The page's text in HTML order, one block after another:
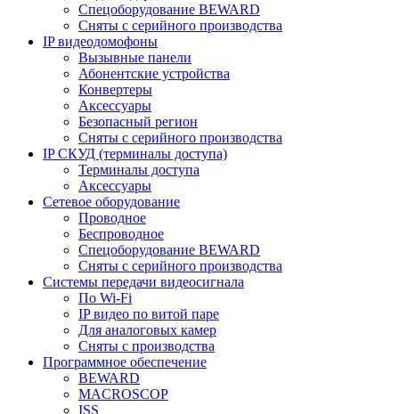
Спецоборудование BEWARD
Сняты с серийного производства
IP видеодомофоны
Вызывные панели
Абонентские устройства
Конвертеры
Аксессуары
Безопасный регион
Сняты с серийного производства
IP СКУД (терминалы доступа)
Терминалы доступа
Аксессуары
Сетевое оборудование
Проводное
Беспроводное
Спецоборудование BEWARD
Сняты с серийного производства
Системы передачи видеосигнала
По Wi-Fi
IP видео по витой паре
Для аналоговых камер
Сняты с производства
Программное обеспечение
BEWARD
MACROSCOP
ISS